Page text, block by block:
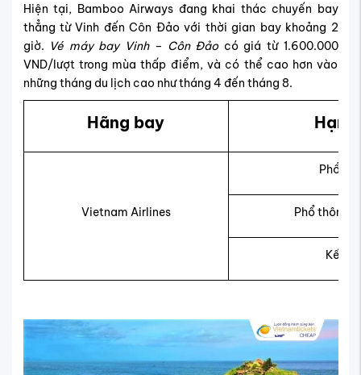
Hiện tại, Bamboo Airways đang khai thác chuyến bay
thẳng từ Vinh đến Côn Đảo với thời gian bay khoảng 2
giờ. Vé máy bay Vinh – Côn Đảocó giá từ 1.600.000
VND/lượt trong mùa thấp điểm, và có thể cao hơn vào
những tháng du lịch cao như tháng 4 đến tháng 8.
Hãng bay Hạng
Vietnam Airlines
Phổ
Phổ thông
Kết